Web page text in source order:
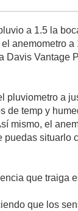
a 1.5 la
anemometro a
Davis Vantage
pluviometro a
de temp y
mismo, el
puedas situarlo
que traiga
que los